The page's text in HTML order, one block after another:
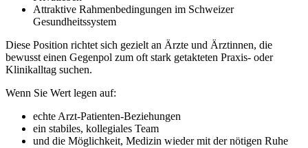
Attraktive Rahmenbedingungen im Schweizer
Gesundheitssystem
Diese Position richtet sich gezielt an Ärzte und Ärztinnen, die
bewusst einen Gegenpol zum oft stark getakteten Praxis- oder
Klinikalltag suchen.
Wenn Sie Wert legen auf:
echte Arzt-Patienten-Beziehungen
ein stabiles, kollegiales Team
und die Möglichkeit, Medizin wieder mit der nötigen Ruhe